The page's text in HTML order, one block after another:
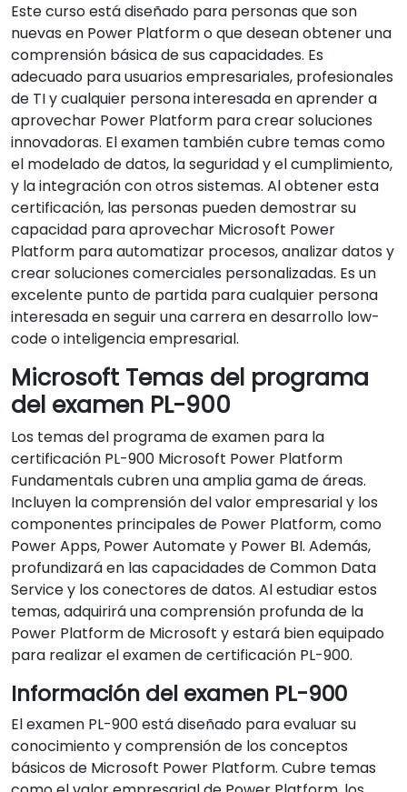
Este curso está diseñado para personas que son
nuevas en Power Platform o que desean obtener una
comprensión básica de sus capacidades. Es
adecuado para usuarios empresariales, profesionales
de TI y cualquier persona interesada en aprender a
aprovechar Power Platform para crear soluciones
innovadoras. El examen también cubre temas como
el modelado de datos, la seguridad y el cumplimiento,
y la integración con otros sistemas. Al obtener esta
certificación, las personas pueden demostrar su
capacidad para aprovechar Microsoft Power
Platform para automatizar procesos, analizar datos y
crear soluciones comerciales personalizadas. Es un
excelente punto de partida para cualquier persona
interesada en seguir una carrera en desarrollo low-
code o inteligencia empresarial.
Microsoft Temas del programa
del examen PL-900
Los temas del programa de examen para la
certificación PL-900 Microsoft Power Platform
Fundamentals cubren una amplia gama de áreas.
Incluyen la comprensión del valor empresarial y los
componentes principales de Power Platform, como
Power Apps, Power Automate y Power BI. Además,
profundizará en las capacidades de Common Data
Service y los conectores de datos. Al estudiar estos
temas, adquirirá una comprensión profunda de la
Power Platform de Microsoft y estará bien equipado
para realizar el examen de certificación PL-900.
Información del examen PL-900
El examen PL-900 está diseñado para evaluar su
conocimiento y comprensión de los conceptos
básicos de Microsoft Power Platform. Cubre temas